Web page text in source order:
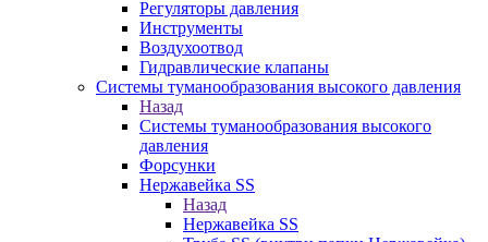
Регуляторы давления
Инструменты
Воздухоотвод
Гидравлические клапаны
Системы туманообразования высокого давления
Назад
Системы туманообразования высокого
давления
Форсунки
Нержавейка SS
Назад
Нержавейка SS